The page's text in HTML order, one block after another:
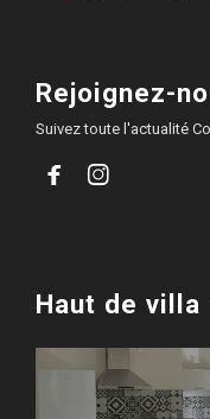
Rejoignez-
Suivez toute l'actualité
 
Haut de villa